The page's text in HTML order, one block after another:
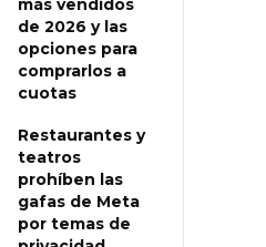
más vendidos
de 2026 y las
opciones para
comprarlos a
cuotas
Restaurantes y
teatros
prohíben las
gafas de Meta
por temas de